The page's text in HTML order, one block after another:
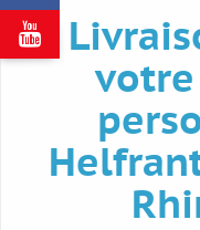
